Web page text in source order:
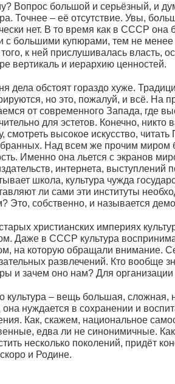
Вопрос большой и серьёзный, и
Точнее – её отсутствие. Увы,
нет. В то время как в СССР она
с большими купюрами, тем не
к ней прислушивалась власть,
вертикаль и иерархию ценностей.
дела обстоят гораздо хуже.
но это, пожалуй, и всё. На
от современного Запада, где
для эстетов. Конечно,
смотреть высокое искусство,
Над всем же прочим миром
Именно она льется с экранов
интернета, выступлений
школа, культура чужда
ли сами эти институты
Это, собственно, и называется
христианских империях
Даже в СССР культура
на которую обращали внимание.
развлечений. Кто вообще
и зачем оно нам? Для организации
культура – вещь большая, сложная,
она нуждается в сохранении и
Как, скажем, национальное
едва ли не синонимичные.
несколько поколений, придёт
и Родине.